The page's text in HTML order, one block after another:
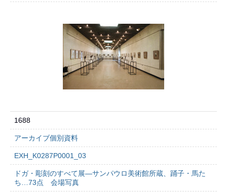
1688
アーカイブ個別資料
EXH_K0287P0001_03
ドガ・彫刻のすべて展―サンパウロ美術館所蔵、踊子・馬た
ち…73点 会場写真